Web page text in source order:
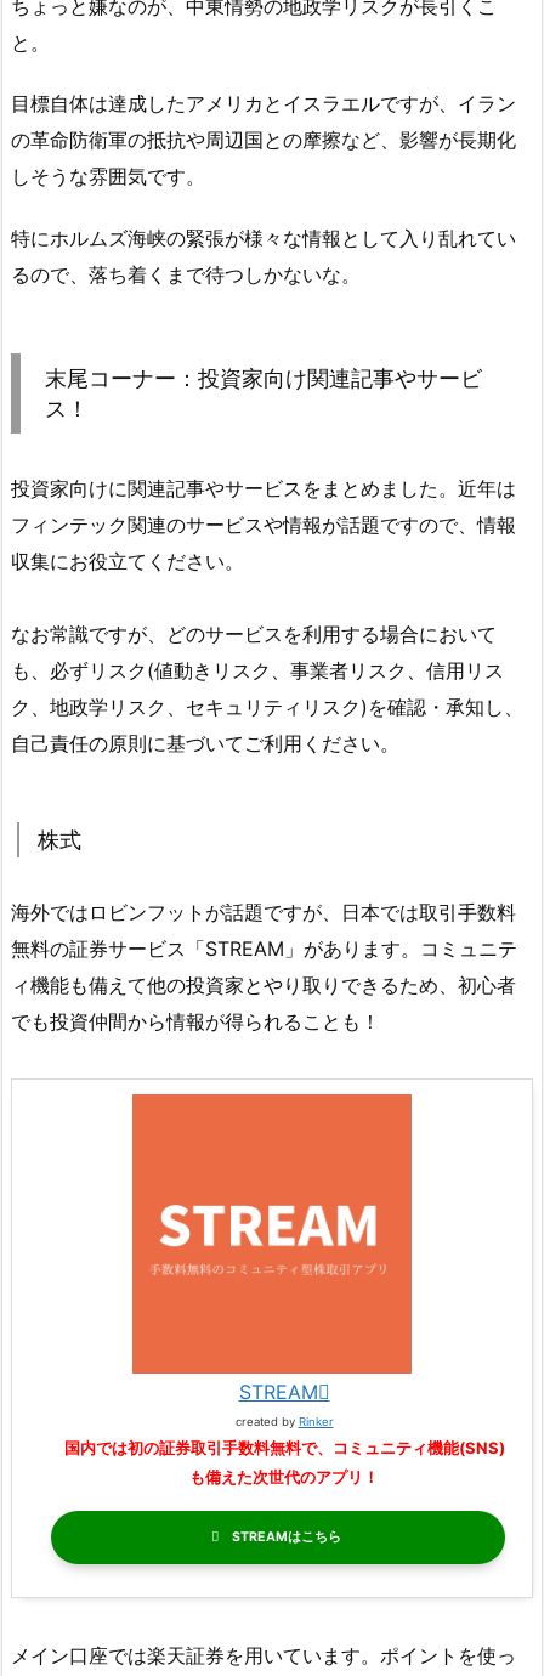
ちょっと嫌なのが、中東情勢の地政学リスクが長引くこ
と。
目標自体は達成したアメリカとイスラエルですが、イラン
の革命防衛軍の抵抗や周辺国との摩擦など、影響が長期化
しそうな雰囲気です。
特にホルムズ海峡の緊張が様々な情報として入り乱れてい
るので、落ち着くまで待つしかないな。
末尾コーナー：投資家向け関連記事やサービ
ス！
投資家向けに関連記事やサービスをまとめました。近年は
フィンテック関連のサービスや情報が話題ですので、情報
収集にお役立てください。
なお常識ですが、どのサービスを利用する場合において
も、必ずリスク(値動きリスク、事業者リスク、信用リス
ク、地政学リスク、セキュリティリスク)を確認・承知し、
自己責任の原則に基づいてご利用ください。
株式
海外ではロビンフットが話題ですが、日本では取引手数料
無料の証券サービス「STREAM」があります。コミュニテ
ィ機能も備えて他の投資家とやり取りできるため、初心者
でも投資仲間から情報が得られることも！
STREAM
created by Rinker
国内では初の証券取引手数料無料で、コミュニティ機能(SNS)
も備えた次世代のアプリ！
STREAM
メイン口座では楽天証券を用いています。ポイントを使っ